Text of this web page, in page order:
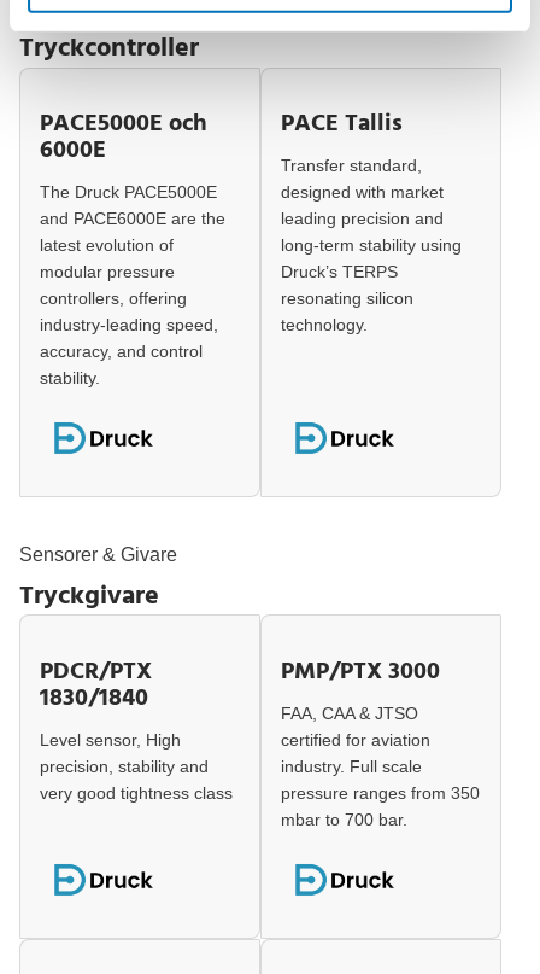
Kalibrering
Tryckcontroller
PACE5000E och
6000E
The Druck PACE5000E
and PACE6000E are the
latest evolution of
modular pressure
controllers, offering
industry-leading speed,
accuracy, and control
stability.
PACE Tallis
Transfer standard,
designed with market
leading precision and
long-term stability using
Druck’s TERPS
resonating silicon
technology.
Sensorer & Givare
Tryckgivare
PDCR/PTX
1830/1840
Level sensor, High
precision, stability and
very good tightness class
PMP/PTX 3000
FAA, CAA & JTSO
certified for aviation
industry. Full scale
pressure ranges from 350
mbar to 700 bar.